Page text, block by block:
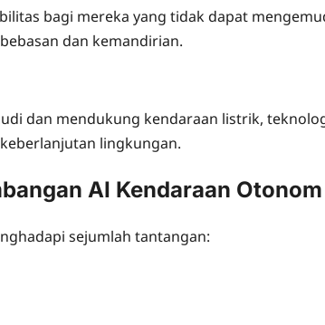
bagi mereka yang tidak dapat
dan kemandirian.
dan mendukung kendaraan listrik,
lingkungan.
AI Kendaraan Otonom
sejumlah tantangan: